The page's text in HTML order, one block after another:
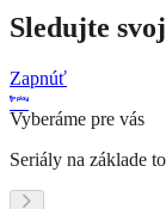
Sledujte
Zapnúť
Vyberáme pre vás
Seriály na základe